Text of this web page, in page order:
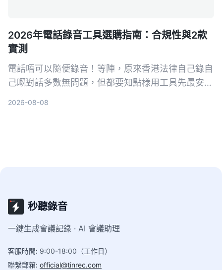
2026年電話錄音工具選購指南：合規性與2款
實測
電話唔可以隨便錄音！等陣，原來香港法律自己錄自
己嘅對話多數無問題，但都要知點樣用工具先最安
2026-08-08
秒聽錄音
一鍵生成會議記錄 · AI 會議助理
客服時間: 9:00-18:00（工作日）
聯繫郵箱: official@tinrec.com